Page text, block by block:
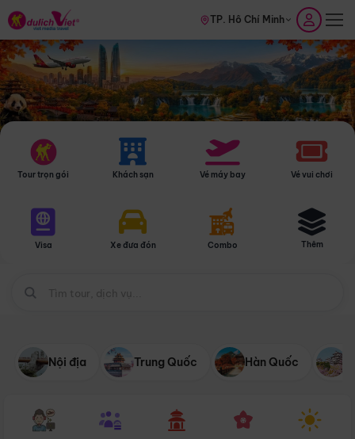
TP. Hồ Chí Minh
Tour trọn gói Khách sạn Vé máy bay Vé vui chơi
Visa Xe đưa đón Combo Thêm
Nội địa Trung Quốc Hàn Quốc